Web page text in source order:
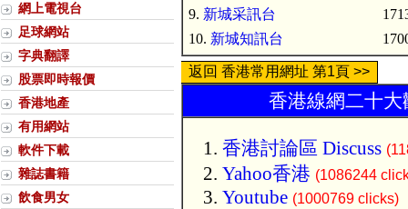
網上電視台
足球網站
字典翻譯
股票即時報價
香港地產
有用網站
軟件下載
雜誌書籍
飲食男女
9. 新城采訊台
10. 新城知訊台
返回 香港常用網址 第1頁 >>
香港線網二十
香港討論區 Discuss
Yahoo香港 (1086244
Youtube (1000769 clicks)